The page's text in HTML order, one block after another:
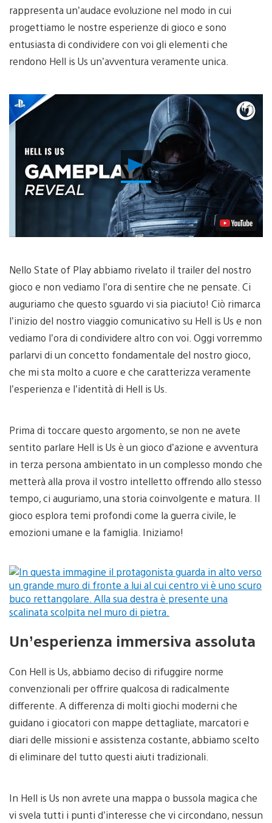
rappresenta un’audace evoluzione nel modo in cui
progettiamo le nostre esperienze di gioco e sono
entusiasta di condividere con voi gli elementi che
rendono Hell is Us un’avventura veramente unica.
Riproduci
video
Nello State of Play abbiamo rivelato il trailer del nostro
gioco e non vediamo l’ora di sentire che ne pensate. Ci
auguriamo che questo sguardo vi sia piaciuto! Ciò rimarca
l’inizio del nostro viaggio comunicativo su Hell is Us e non
vediamo l’ora di condividere altro con voi. Oggi vorremmo
parlarvi di un concetto fondamentale del nostro gioco,
che mi sta molto a cuore e che caratterizza veramente
l’esperienza e l’identità di Hell is Us.
Prima di toccare questo argomento, se non ne avete
sentito parlare Hell is Us è un gioco d’azione e avventura
in terza persona ambientato in un complesso mondo che
metterà alla prova il vostro intelletto offrendo allo stesso
tempo, ci auguriamo, una storia coinvolgente e matura. Il
gioco esplora temi profondi come la guerra civile, le
emozioni umane e la famiglia. Iniziamo!
Un’esperienza immersiva assoluta
Con Hell is Us, abbiamo deciso di rifuggire norme
convenzionali per offrire qualcosa di radicalmente
differente. A differenza di molti giochi moderni che
guidano i giocatori con mappe dettagliate, marcatori e
diari delle missioni e assistenza costante, abbiamo scelto
di eliminare del tutto questi aiuti tradizionali.
In Hell is Us non avrete una mappa o bussola magica che
vi svela tutti i punti d’interesse che vi circondano, nessun